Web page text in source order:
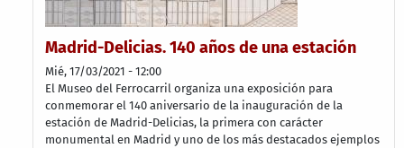
Madrid-Delicias. 140 años de una estación
Mié, 17/03/2021 - 12:00
El Museo del Ferrocarril organiza una exposición para
conmemorar el 140 aniversario de la inauguración de la
estación de Madrid-Delicias, la primera con carácter
monumental en Madrid y uno de los más destacados ejemplos